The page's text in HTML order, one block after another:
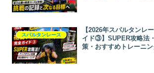
スパルタンレース
【2026年スパルタンレ
イド③】SUPER攻略法
策・おすすめトレーニ